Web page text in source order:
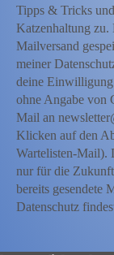
Tipps & Tricks
Katzenhaltung zu.
Mailversand
meiner
deine
ohne Angabe von
Mail an
Klicken auf den
Wartelisten-Mail).
nur für die
bereits gesendete
Datenschutz